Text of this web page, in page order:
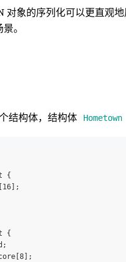
对象的序列化可以更直观
。
结构体，结构体 Hometown
{
{